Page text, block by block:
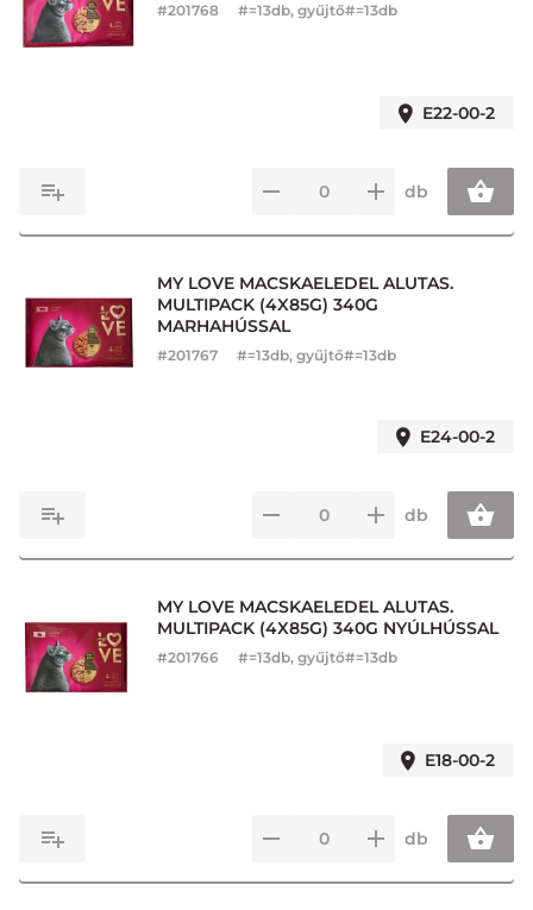
#201768 #=13db, gyűjtő#=13db
E22-00-2
db
MY LOVE MACSKAELEDEL ALUTAS.
MULTIPACK (4X85G) 340G
MARHAHÚSSAL
#201767 #=13db, gyűjtő#=13db
E24-00-2
db
MY LOVE MACSKAELEDEL ALUTAS.
MULTIPACK (4X85G) 340G NYÚLHÚSSAL
#201766 #=13db, gyűjtő#=13db
E18-00-2
db